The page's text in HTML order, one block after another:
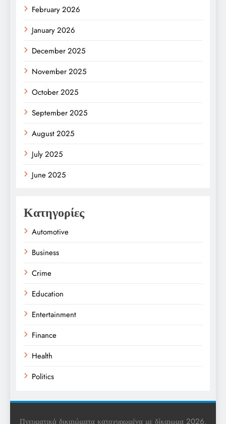
February 2026
January 2026
December 2025
November 2025
October 2025
September 2025
August 2025
July 2025
June 2025
Κατηγορίες
Automotive
Business
Crime
Education
Entertainment
Finance
Health
Politics
Science
Πνευματικά δικαιώματα κατοχυρωμένα με δίκαιωμα 2026.